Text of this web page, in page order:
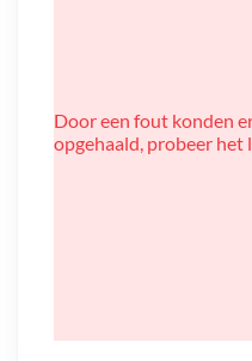
Door een fout konden
opgehaald, probeer het